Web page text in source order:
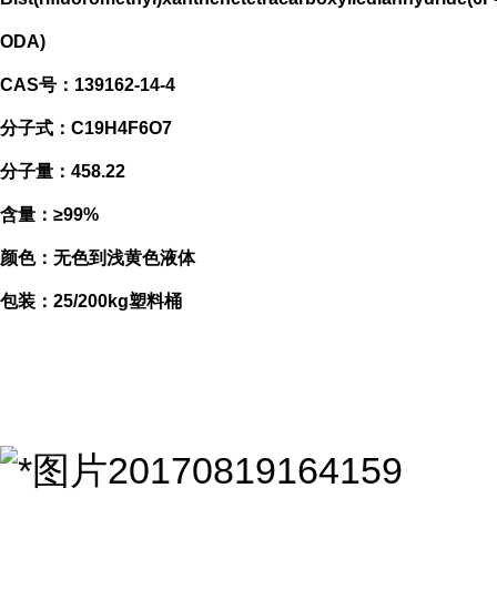
ODA)
CAS号：139162-14-4
分子式：C19H4F6O7
分子量：458.22
含量：≥99%
颜色：无色到浅黄色液体
包装：25/200kg塑料桶